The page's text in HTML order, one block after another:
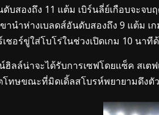
บสองถึง 11 แต้ม เบิร์นลี่ย์เกือบจะ
านำห่างเบลดส์อันดับสองถึง 9 แต้ม
อร์ขู่ใส่โบโร่ในช่วงเปิดเกม 10 นา
ลล์น่าจะได้รับการเซฟโดยแซ็ค สเ
ทษขณะที่มิดเดิ้ลสโบรห์พยายามดึงตั